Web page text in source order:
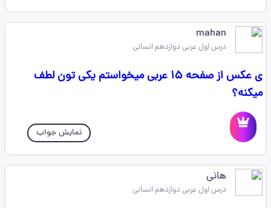
mahan
درس اول عربی دوازدهم انسانی
ی عکس از صفحه ۱۵ عربی میخواستم یکی تون لطف
میکنه؟
نمایش جواب
هانی
درس اول عربی دوازدهم انسانی